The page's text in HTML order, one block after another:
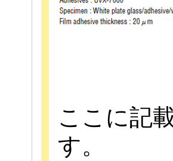
ここに記
す。